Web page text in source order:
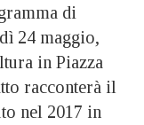
di
24 maggio,
in Piazza
racconterà il
nel 2017 in